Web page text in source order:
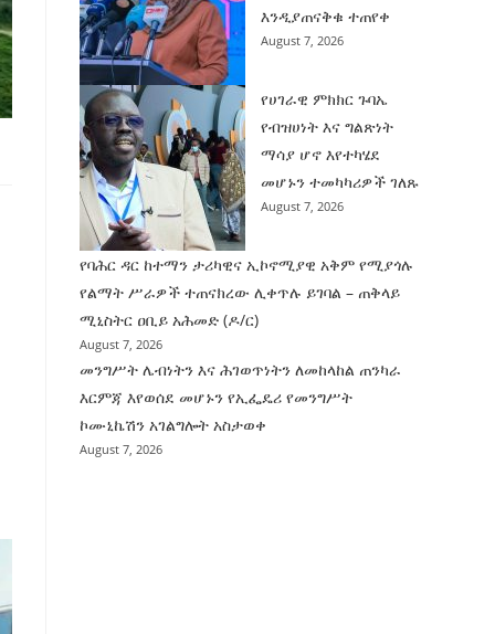
እንዲያጠናቅቁ ተጠየቀ
August 7, 2026
የሀገራዊ ምክክር ጉባኤ
የብዝሀነት እና ግልጽነት
ማሳያ ሆኖ እየተካሄደ
መሆኑን ተመካካሪዎች ገለጹ
August 7, 2026
የባሕር ዳር ከተማን ታሪካዊና ኢኮኖሚያዊ አቅም የሚያጎሉ
የልማት ሥራዎች ተጠናክረው ሊቀጥሉ ይገባል – ጠቅላይ
ሚኒስትር ዐቢይ አሕመድ (ዶ/ር)
August 7, 2026
መንግሥት ሌብነትን እና ሕገወጥነትን ለመከላከል ጠንካራ
እርምጃ እየወሰደ መሆኑን የኢፌዴሪ የመንግሥት
ኮሙኒኬሽን አገልግሎት አስታወቀ
August 7, 2026